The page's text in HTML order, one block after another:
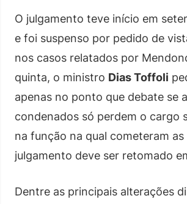
O julgamento teve início em
e foi suspenso por pedido de
nos casos relatados por
quinta, o ministro Dias Toffoli
apenas no ponto que debate se
condenados só perdem o cargo
na função na qual cometeram
julgamento deve ser retomado
Dentre as principais alterações